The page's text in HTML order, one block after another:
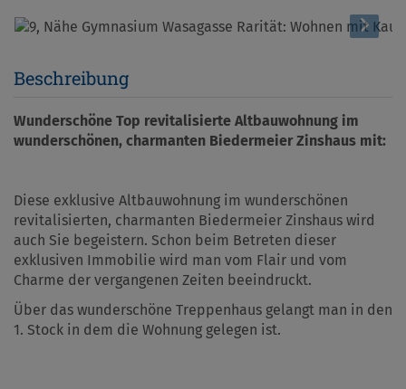
Beschreibung
Wunderschöne Top revitalisierte Altbauwohnung im
wunderschönen, charmanten Biedermeier Zinshaus mit:
Diese exklusive Altbauwohnung im wunderschönen
revitalisierten, charmanten Biedermeier Zinshaus wird
auch Sie begeistern. Schon beim Betreten dieser
exklusiven Immobilie wird man vom Flair und vom
Charme der vergangenen Zeiten beeindruckt.
Über das wunderschöne Treppenhaus gelangt man in den
1. Stock in dem die Wohnung gelegen ist.